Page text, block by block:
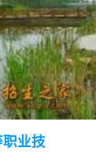
业技